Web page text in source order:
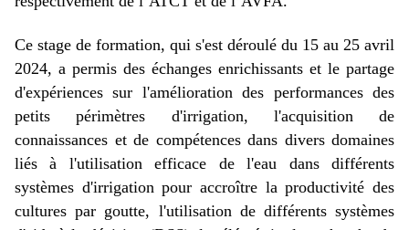
Ce stage de formation, qui s'est déroulé du 15 au 25 avril
2024, a permis des échanges enrichissants et le partage
d'expériences sur l'amélioration des performances des
petits périmètres d'irrigation, l'acquisition de
connaissances et de compétences dans divers domaines
liés à l'utilisation efficace de l'eau dans différents
systèmes d'irrigation pour accroître la productivité des
cultures par goutte, l'utilisation de différents systèmes